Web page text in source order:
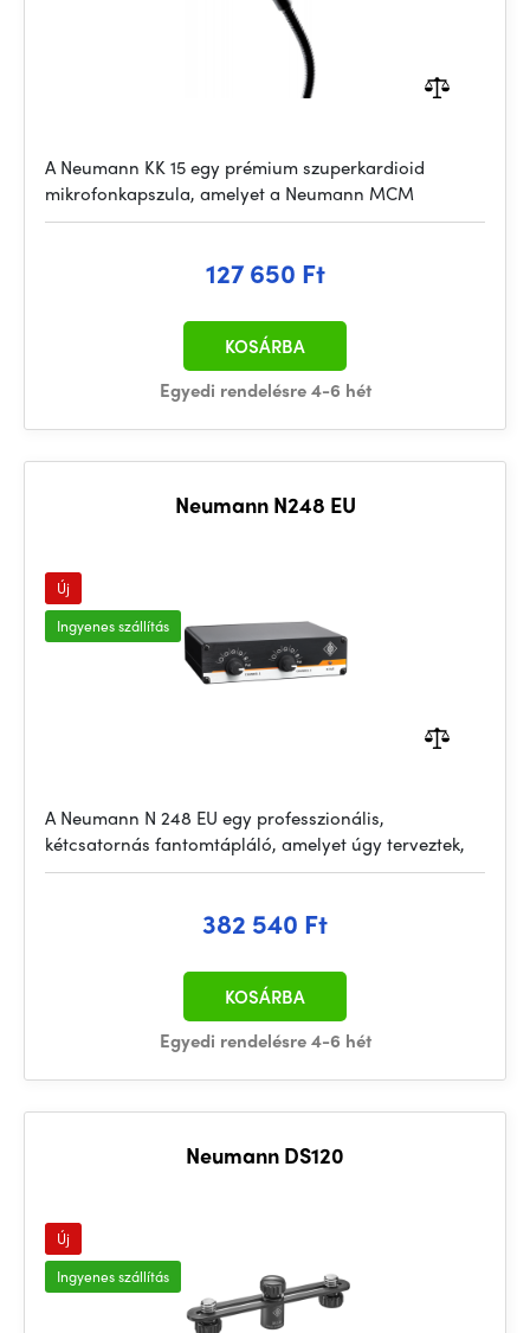
A Neumann KK 15 egy prémium szuperkardioid
mikrofonkapszula, amelyet a Neumann MCM
127 650 Ft
Egyedi rendelésre 4-6 hét
KOSÁRBA
Neumann N248 EU
Új
Ingyenes szállítás
A Neumann N 248 EU egy professzionális,
kétcsatornás fantomtápláló, amelyet úgy terveztek,
382 540 Ft
Egyedi rendelésre 4-6 hét
KOSÁRBA
Neumann DS120
Új
Ingyenes szállítás